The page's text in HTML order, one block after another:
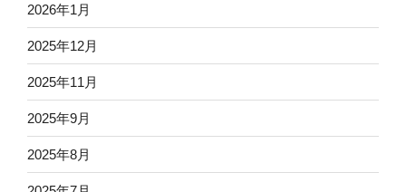
2026年1月
2025年12月
2025年11月
2025年9月
2025年8月